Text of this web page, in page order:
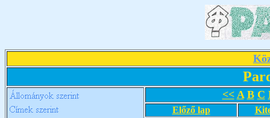
<< A B C
Előző lap